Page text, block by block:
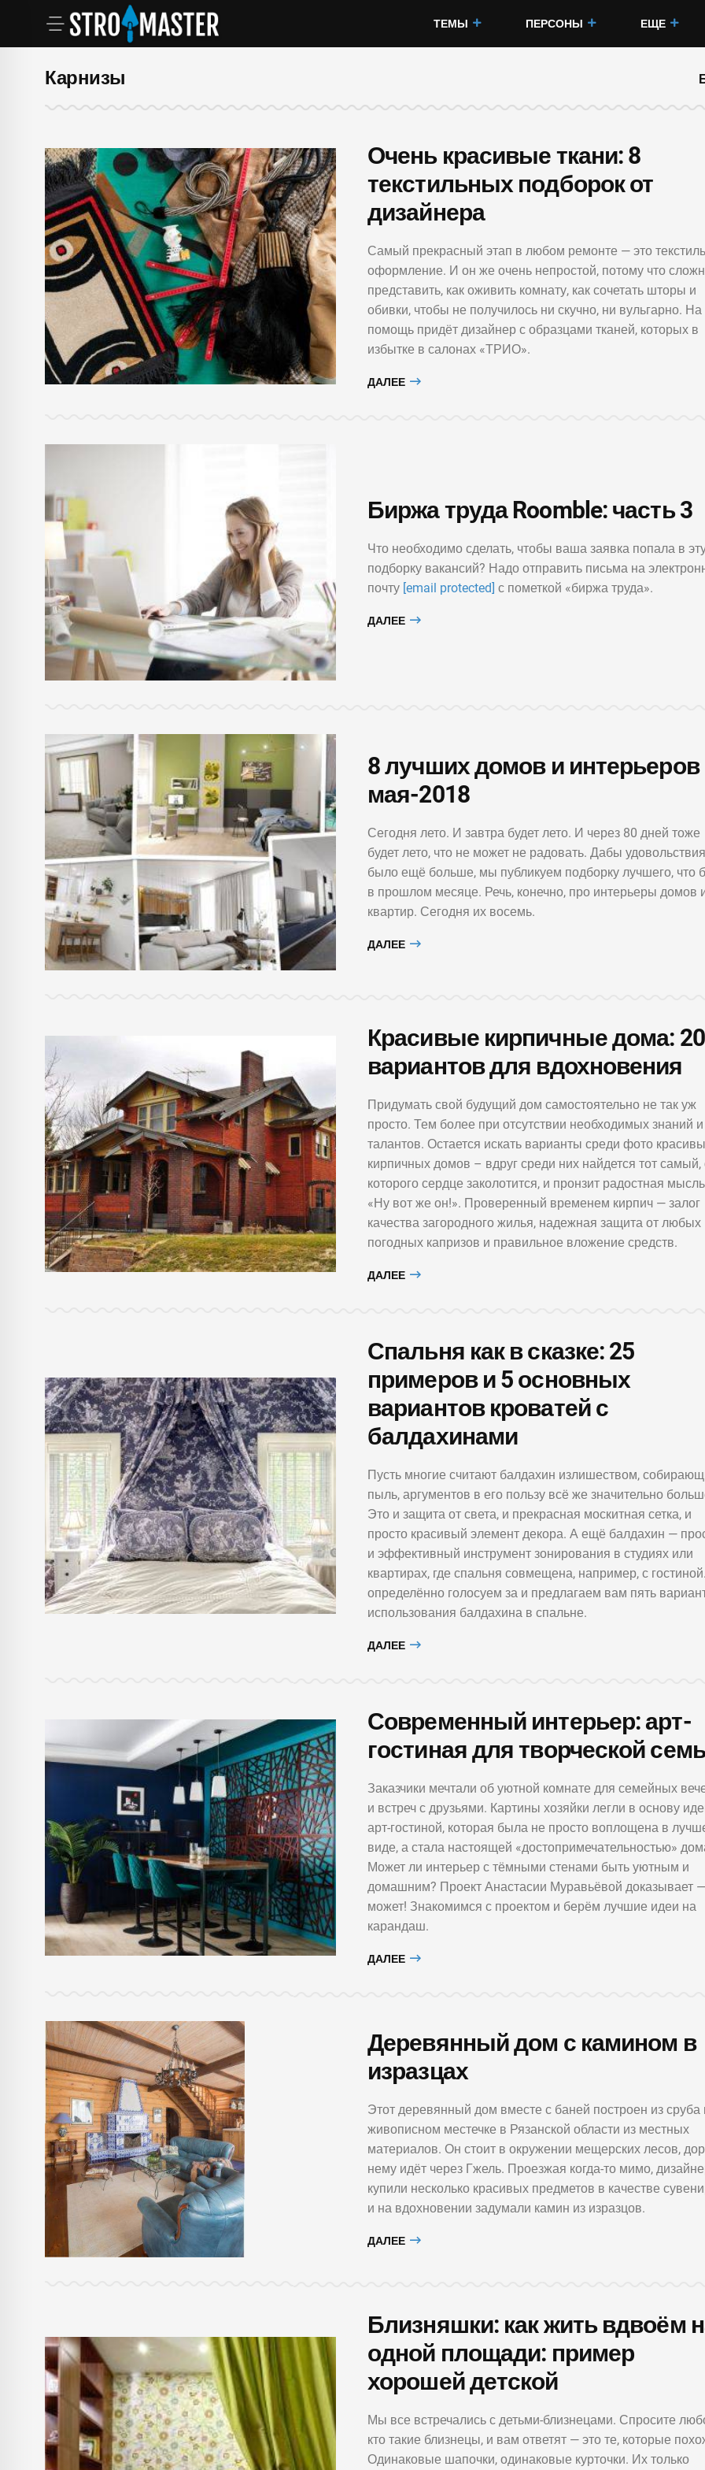
ТЕМЫ ПЕРСОНЫ ЕЩЕ
Карнизы
Очень красивые ткани: 8
текстильных подборок от
дизайнера
Самый прекрасный этап в любом ремонте — это
оформление. И он же очень непростой, потому что
представить, как оживить комнату, как сочетать шторы и
обивки, чтобы не получилось ни скучно, ни вульгарно. На
помощь придёт дизайнер с образцами тканей, которых в
избытке в салонах «ТРИО».
ДАЛЕЕ
Биржа труда Roomble: часть 3
Что необходимо сделать, чтобы ваша заявка попала в
подборку вакансий? Надо отправить письма на
почту [email protected] с пометкой «биржа труда».
ДАЛЕЕ
8 лучших домов и интерьеров
мая-2018
Сегодня лето. И завтра будет лето. И через 80 дней тоже
будет лето, что не может не радовать. Дабы удовольствия
было ещё больше, мы публикуем подборку лучшего, что
в прошлом месяце. Речь, конечно, про интерьеры домов
квартир. Сегодня их восемь.
ДАЛЕЕ
Красивые кирпичные дома: 20
вариантов для вдохновения
Придумать свой будущий дом самостоятельно не так уж
просто. Тем более при отсутствии необходимых знаний и
талантов. Остается искать варианты среди фото
кирпичных домов – вдруг среди них найдется тот самый,
которого сердце заколотится, и пронзит радостная
«Ну вот же он!». Проверенный временем кирпич — залог
качества загородного жилья, надежная защита от любых
погодных капризов и правильное вложение средств.
ДАЛЕЕ
Спальня как в сказке: 25
примеров и 5 основных
вариантов кроватей с
балдахинами
Пусть многие считают балдахин излишеством,
пыль, аргументов в его пользу всё же значительно
Это и защита от света, и прекрасная москитная сетка, и
просто красивый элемент декора. А ещё балдахин —
и эффективный инструмент зонирования в студиях или
квартирах, где спальня совмещена, например, с
определённо голосуем за и предлагаем вам пять
использования балдахина в спальне.
ДАЛЕЕ
Современный интерьер: арт-
гостиная для творческой
Заказчики мечтали об уютной комнате для семейных
и встреч с друзьями. Картины хозяйки легли в основу
арт-гостиной, которая была не просто воплощена в
виде, а стала настоящей «достопримечательностью»
Может ли интерьер с тёмными стенами быть уютным и
домашним? Проект Анастасии Муравьёвой доказывает —
может! Знакомимся с проектом и берём лучшие идеи на
карандаш.
ДАЛЕЕ
Деревянный дом с камином в
изразцах
Этот деревянный дом вместе с баней построен из сруба
живописном местечке в Рязанской области из местных
материалов. Он стоит в окружении мещерских лесов,
нему идёт через Гжель. Проезжая когда-то мимо,
купили несколько красивых предметов в качестве
и на вдохновении задумали камин из изразцов.
ДАЛЕЕ
Близняшки: как жить вдвоём
одной площади: пример
хорошей детской
Мы все встречались с детьми-близнецами. Спросите
кто такие близнецы, и вам ответят — это те, которые
Одинаковые шапочки, одинаковые курточки. Их только
ДВЕРЬ
Классический светлый
ОКНО
Новые